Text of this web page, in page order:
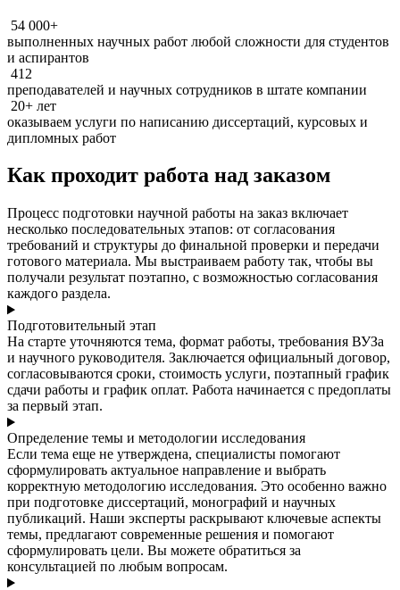
54 000+
выполненных научных работ любой сложности для студентов
и аспирантов
412
преподавателей и научных сотрудников в штате компании
20+ лет
оказываем услуги по написанию диссертаций, курсовых и
дипломных работ
Как проходит работа над заказом
Процесс подготовки научной работы на заказ включает
несколько последовательных этапов: от согласования
требований и структуры до финальной проверки и передачи
готового материала. Мы выстраиваем работу так, чтобы вы
получали результат поэтапно, с возможностью согласования
каждого раздела.
Подготовительный этап
На старте уточняются тема, формат работы, требования ВУЗа
и научного руководителя. Заключается официальный договор,
согласовываются сроки, стоимость услуги, поэтапный график
сдачи работы и график оплат. Работа начинается с предоплаты
за первый этап.
Определение темы и методологии исследования
Если тема еще не утверждена, специалисты помогают
сформулировать актуальное направление и выбрать
корректную методологию исследования. Это особенно важно
при подготовке диссертаций, монографий и научных
публикаций. Наши эксперты раскрывают ключевые аспекты
темы, предлагают современные решения и помогают
сформулировать цели. Вы можете обратиться за
консультацией по любым вопросам.